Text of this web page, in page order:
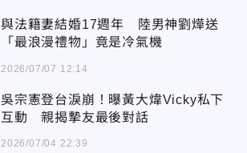
與法籍妻結婚17週年 陸男神劉燁送
「最浪漫禮物」竟是冷氣機
2026/07/07 12:14
吳宗憲登台淚崩！曝黃大煒Vicky私下
互動 親揭摯友最後對話
2026/07/04 22:39